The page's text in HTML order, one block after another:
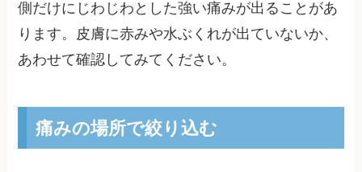
側だけにじわじわとした強い痛みが出ることがあ
ります。皮膚に赤みや水ぶくれが出ていないか、
あわせて確認してみてください。
痛みの場所で絞り込む